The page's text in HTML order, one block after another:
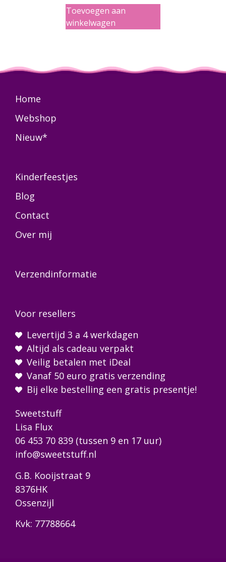
Toevoegen aan
winkelwagen
Home
Webshop
Nieuw*
Kinderfeestjes
Blog
Contact
Over mij
Verzendinformatie
Voor resellers
Levertijd 3 a 4 werkdagen
Altijd als cadeau verpakt
Veilig betalen met iDeal
Vanaf 50 euro gratis verzending
Bij elke bestelling een gratis presentje!
Sweetstuff
Lisa Flux
06 453 70 839 (tussen 9 en 17 uur)
info@sweetstuff.nl
G.B. Kooijstraat 9
8376HK
Ossenzijl
Kvk: 77788664